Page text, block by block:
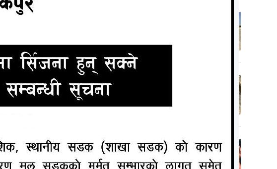
चपलैचपलले पिटे
मृत्यु
६ वर्षसम्म सन्तान
नभएपछि देवरसँग सुत्न
दबाब दिन्थे श्रीमान्,